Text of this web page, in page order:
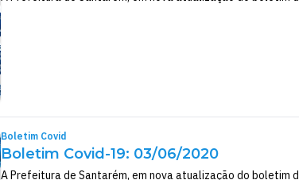
Boletim Covid
Boletim Covid-19: 03/06/2020
A Prefeitura de Santarém, em nova atualização do boletim